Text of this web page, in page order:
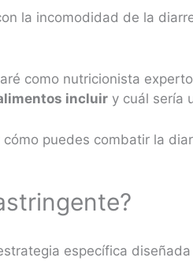
la incomodidad de la
como nutricionista
incluir y cuál sería
cómo puedes combatir la
específica diseñada